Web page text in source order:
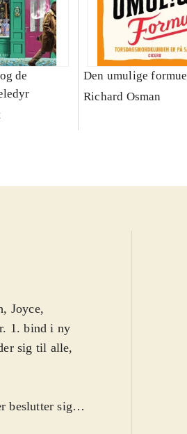
de
Den umulige formue
Richard Osman
Joyce,
1. bind i ny
sig til alle,
beslutter sig